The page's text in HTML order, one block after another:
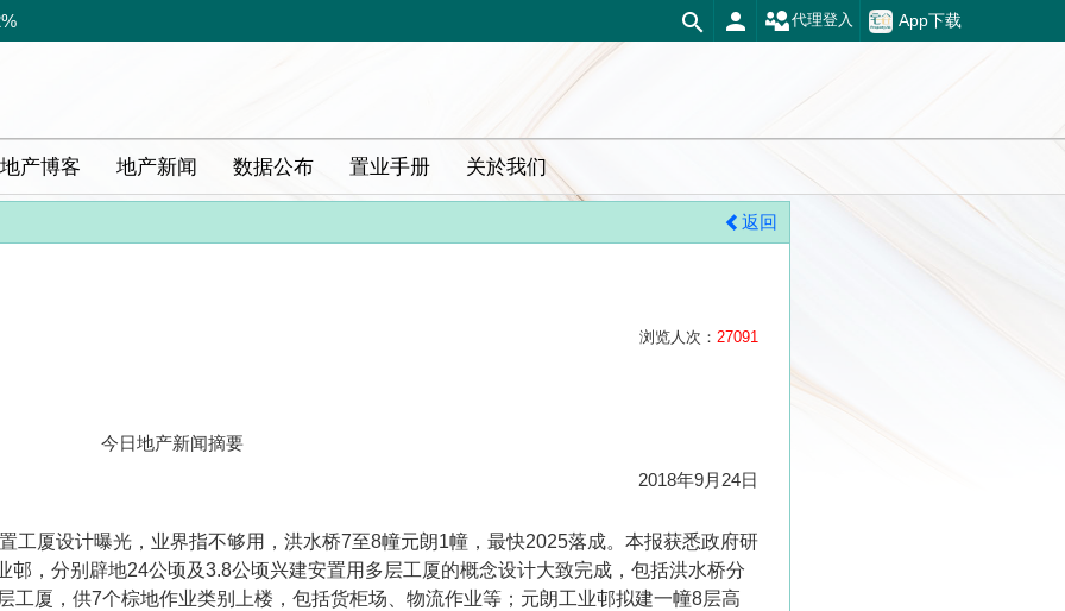
App下载
代理登入
地产博客 地产新闻 数据公布 置业手册 关於我们
返回
浏览人次： 27091
今日地产新闻摘要
2018年9月24日
工厦设计曝光，业界指不够用，洪水桥7至8幢元朗1幢，最快2025落成。本报获悉政府研
邨，分别辟地24公顷及3.8公顷兴建安置用多层工厦的概念设计大致完成，包括洪水桥分
工厦，供7个棕地作业类别上楼，包括货柜场、物流作业等；元朗工业邨拟建一幢8层高